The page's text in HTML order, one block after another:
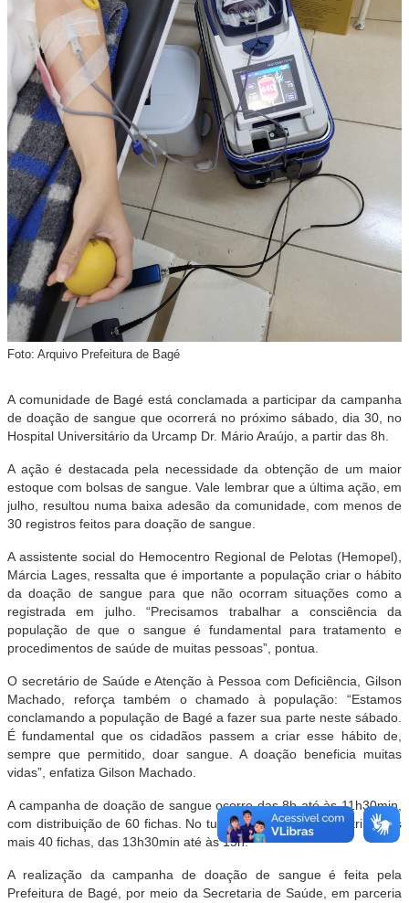
Foto: Arquivo Prefeitura de Bagé
A comunidade de Bagé está conclamada a participar da campanha
de doação de sangue que ocorrerá no próximo sábado, dia 30, no
Hospital Universitário da Urcamp Dr. Mário Araújo, a partir das 8h.
A ação é destacada pela necessidade da obtenção de um maior
estoque com bolsas de sangue. Vale lembrar que a última ação, em
julho, resultou numa baixa adesão da comunidade, com menos de
30 registros feitos para doação de sangue.
A assistente social do Hemocentro Regional de Pelotas (Hemopel),
Márcia Lages, ressalta que é importante a população criar o hábito
da doação de sangue para que não ocorram situações como a
registrada em julho. “Precisamos trabalhar a consciência da
população de que o sangue é fundamental para tratamento e
procedimentos de saúde de muitas pessoas”, pontua.
O secretário de Saúde e Atenção à Pessoa com Deficiência, Gilson
Machado, reforça também o chamado à população: “Estamos
conclamando a população de Bagé a fazer sua parte neste sábado.
É fundamental que os cidadãos passem a criar esse hábito de,
sempre que permitido, doar sangue. A doação beneficia muitas
vidas”, enfatiza Gilson Machado.
A campanha de doação de sangue ocorre das 8h até às 11h30min,
com distribuição de 60 fichas. No turno da tarde, serão distribuídas
mais 40 fichas, das 13h30min até às 15h.
A realização da campanha de doação de sangue é feita pela
Prefeitura de Bagé, por meio da Secretaria de Saúde, em parceria